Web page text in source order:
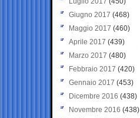
Giugno 2017 (468)
Maggio 2017 (460)
Aprile 2017 (439)
Marzo 2017 (480)
Febbraio 2017 (420)
Gennaio 2017 (453)
Dicembre 2016 (438)
Novembre 2016 (438)